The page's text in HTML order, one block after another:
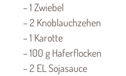
– 1 Zwiebel
– 2 Knoblauchzehen
– 1 Karotte
– 100 g Haferflocken
– 2 EL Sojasauce